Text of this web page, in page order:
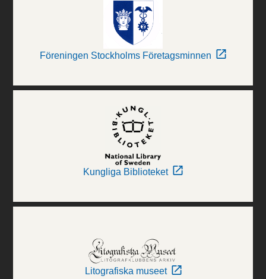
Föreningen Stockholms Företagsminnen
Kungliga Biblioteket
Litografiska museet